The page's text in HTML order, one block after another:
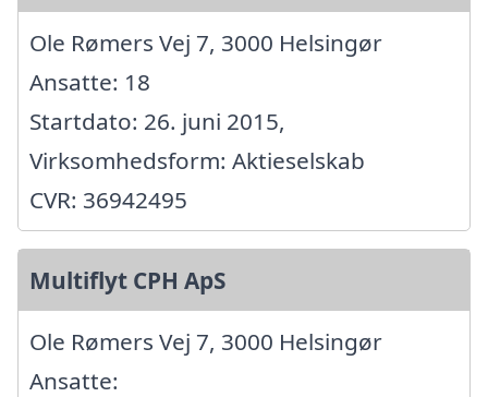
Ole Rømers Vej 7, 3000 Helsingør
Ansatte: 18
Startdato: 26. juni 2015,
Virksomhedsform: Aktieselskab
CVR: 36942495
Multiflyt CPH ApS
Ole Rømers Vej 7, 3000 Helsingør
Ansatte: